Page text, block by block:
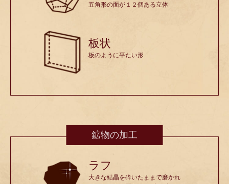
五角形の面が１２個ある立体
板状
板のように平たい形
鉱物の加工
ラフ
大きな結晶を砕いたままで磨かれ